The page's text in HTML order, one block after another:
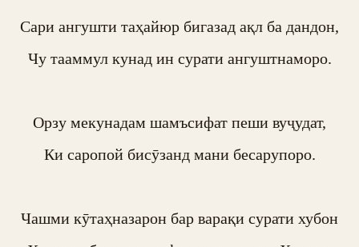
Сари ангушти таҳайюр бигазад ақл ба дандон,
Чу тааммул кунад ин сурати ангуштнаморо.
Орзу мекунадам шамъсифат пеши вуҷудат,
Ки саропой бисӯзанд мани бесарупоро.
Чашми кӯтаҳназарон бар варақи сурати хубон